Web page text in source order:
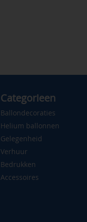
Categorieen
Ballondecoraties
Helium ballonnen
Gelegenheid
Verhuur
Bedrukken
Accessoires